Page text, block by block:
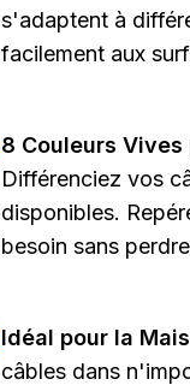
s'adaptent à
facilement aux
8 Couleurs
Différenciez vos
disponibles.
besoin sans
Idéal pour la
câbles dans